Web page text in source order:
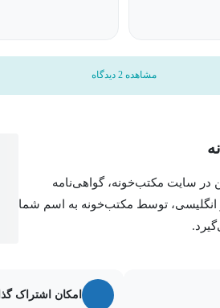
مشاهده 2 دیدگاه
در سایت مکتب‌خونه، گواهی‌نامه
انگلیسی، توسط مکتب‌خونه به اسم شما
امکان اشتراک